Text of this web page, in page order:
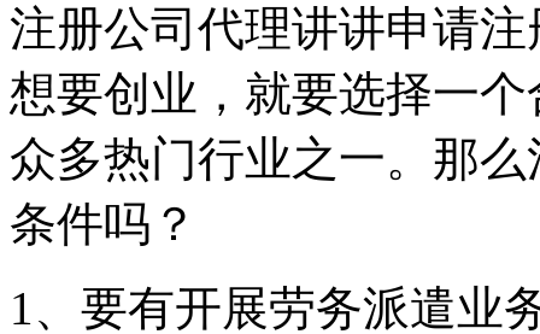
注册公司代理讲讲申请
想要创业，就要选择一
众多热门行业之一。那
条件吗？
1、要有开展劳务派遣业